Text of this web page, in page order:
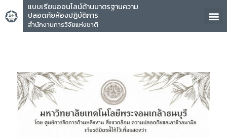
แบบเรียนออนไลน์ด้านมาตรฐานความ
ปลอดภัยห้องปฏิบัติการ
สำนักงานการวิจัยแห่งชาติ